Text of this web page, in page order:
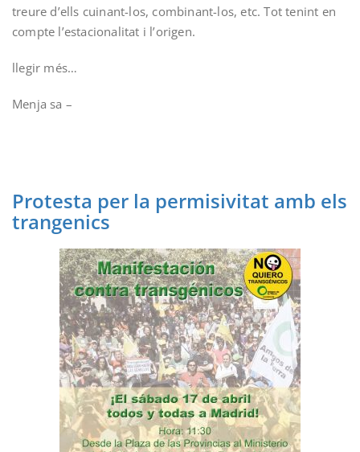
treure d’ells cuinant-los, combinant-los, etc. Tot tenint en
compte l’estacionalitat i l’origen.
llegir més…
Menja sa –
Protesta per la permisivitat amb els
trangenics